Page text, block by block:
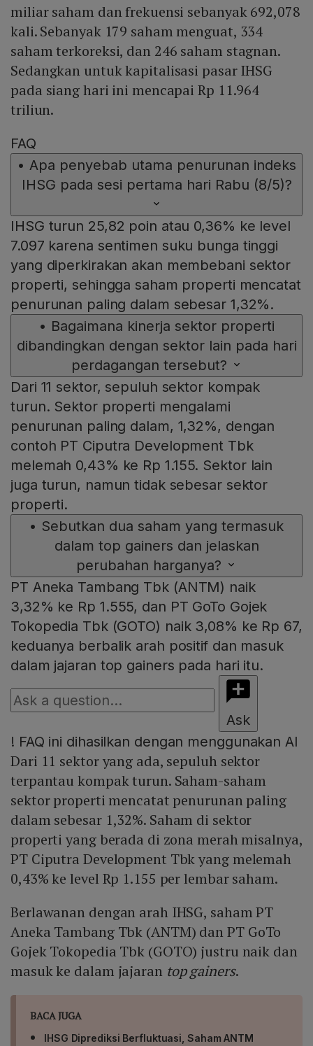
miliar saham dan frekuensi sebanyak 692,078
kali. Sebanyak 179 saham menguat, 334
saham terkoreksi, dan 246 saham stagnan.
Sedangkan untuk kapitalisasi pasar IHSG
pada siang hari ini mencapai Rp 11.964
triliun.
FAQ
• Apa penyebab utama penurunan indeks
IHSG pada sesi pertama hari Rabu (8/5)?
IHSG turun 25,82 poin atau 0,36% ke level
7.097 karena sentimen suku bunga tinggi
yang diperkirakan akan membebani sektor
properti, sehingga saham properti mencatat
penurunan paling dalam sebesar 1,32%.
• Bagaimana kinerja sektor properti
dibandingkan dengan sektor lain pada hari
perdagangan tersebut?
Dari 11 sektor, sepuluh sektor kompak
turun. Sektor properti mengalami
penurunan paling dalam, 1,32%, dengan
contoh PT Ciputra Development Tbk
melemah 0,43% ke Rp 1.155. Sektor lain
juga turun, namun tidak sebesar sektor
properti.
• Sebutkan dua saham yang termasuk
dalam top gainers dan jelaskan
perubahan harganya?
PT Aneka Tambang Tbk (ANTM) naik
3,32% ke Rp 1.555, dan PT GoTo Gojek
Tokopedia Tbk (GOTO) naik 3,08% ke Rp 67,
keduanya berbalik arah positif dan masuk
dalam jajaran top gainers pada hari itu.
Ask
! FAQ ini dihasilkan dengan menggunakan AI
Dari 11 sektor yang ada, sepuluh sektor
terpantau kompak turun. Saham-saham
sektor properti mencatat penurunan paling
dalam sebesar 1,32%. Saham di sektor
properti yang berada di zona merah misalnya,
PT Ciputra Development Tbk yang melemah
0,43% ke level Rp 1.155 per lembar saham.
Berlawanan dengan arah IHSG, saham PT
Aneka Tambang Tbk (ANTM) dan PT GoTo
Gojek Tokopedia Tbk (GOTO) justru naik dan
masuk ke dalam jajaran top gainers.
BACA JUGA
IHSG Diprediksi Berfluktuasi, Saham ANTM